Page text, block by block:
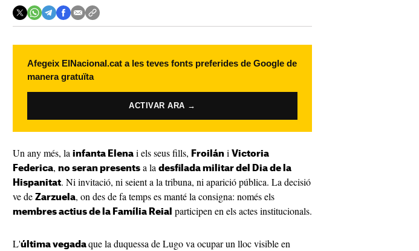
Afegeix ElNacional.cat a les teves fonts preferides de Google de
manera gratuïta
ACTIVAR ARA →
Un any més, la infanta Elena i els seus fills, Froilán i Victoria
Federica, no seran presents a la desfilada militar del Dia de la
Hispanitat. Ni invitació, ni seient a la tribuna, ni aparició pública. La decisió
ve de Zarzuela, on des de fa temps es manté la consigna: només els
membres actius de la Família Reial participen en els actes institucionals.
L'última vegada que la duquessa de Lugo va ocupar un lloc visible en